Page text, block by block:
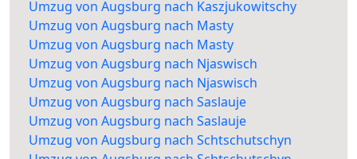
Umzug von Augsburg nach Kaszjukowitschy
Umzug von Augsburg nach Masty
Umzug von Augsburg nach Masty
Umzug von Augsburg nach Njaswisch
Umzug von Augsburg nach Njaswisch
Umzug von Augsburg nach Saslauje
Umzug von Augsburg nach Saslauje
Umzug von Augsburg nach Schtschutschyn